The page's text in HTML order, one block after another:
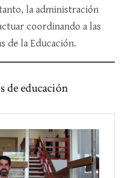
la administración
coordinando a las
de la Educación.
de educación